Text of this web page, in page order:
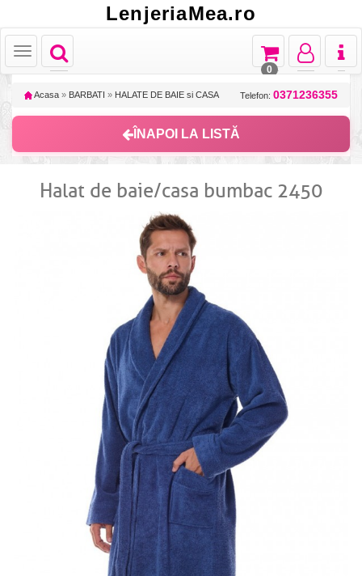
LenjeriaMea.ro
Toggle
navigation
Toggle
Toggle
navigation
Toggle
navigation
Toggle
navigation
0
Acasa » BARBATI » HALATE DE BAIE si CASA Telefon: 0371236355
ÎNAPOI LA LISTĂ
Halat de baie/casa bumbac 2450